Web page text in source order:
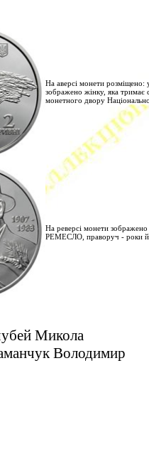
На аверсі монети
зображено жінку, яка тримає
монетного двору
На реверсі монети
РЕМЕСЛО, праворуч - роки
Микола
Володимир